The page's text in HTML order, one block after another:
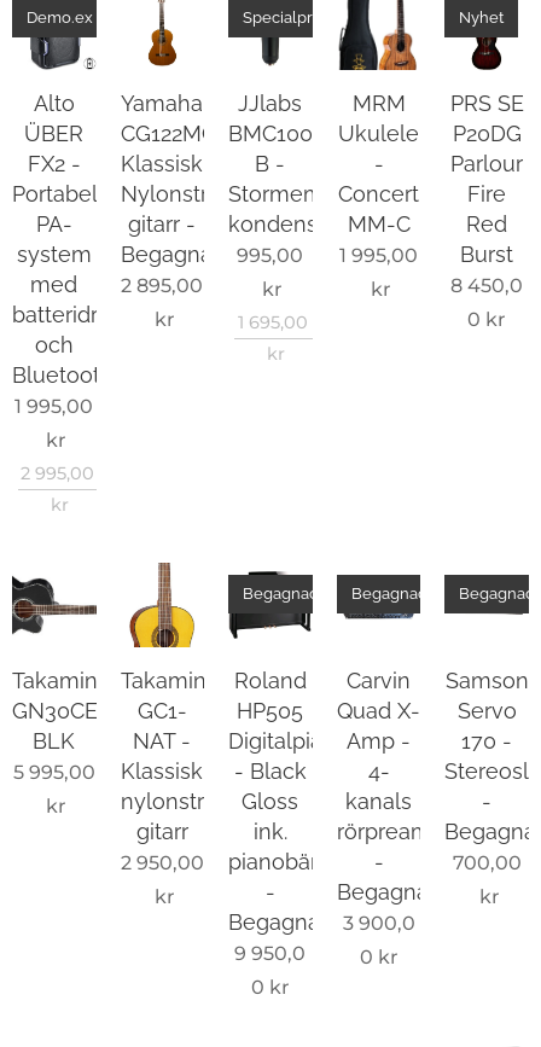
Alto
ÜBER
FX2 -
Portabelt
PA-
system
med
batteridrift
och
Bluetooth
Demo.ex
1 995,00
kr
2 995,00
kr
Yamaha
CG122MC
Klassisk
Nylonsträngad
gitarr -
Begagnad
2 895,00
kr
JJlabs
BMC1000-
B -
Stormembrans
kondensatormikrofon
Specialpris
995,00
kr
1 695,00
kr
MRM
Ukulele
-
Concert
MM-C
1 995,00
kr
PRS SE
P20DG
Parlour
Fire
Red
Burst
Nyhet
8 450,0
0 kr
Takamine
GN30CE-
BLK
5 995,00
kr
Takamine
GC1-
NAT -
Klassisk
nylonsträngad
gitarr
2 950,00
kr
Roland
HP505
Digitalpiano
- Black
Gloss
ink.
pianobänk
-
Begagnad
Begagnad
9 950,0
0 kr
Carvin
Quad X-
Amp -
4-
kanals
rörpreamp
-
Begagnad
Begagnad
3 900,0
0 kr
Samson
Servo
170 -
-
Begagnad
700,00
kr